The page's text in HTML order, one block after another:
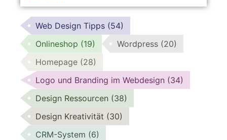
Web Design Tipps (54)
Onlineshop (19) Wordpress (20)
Homepage (28)
Logo und Branding im Webdesign (34)
Design Ressourcen (38)
Design Kreativität (30)
CRM-System (6)